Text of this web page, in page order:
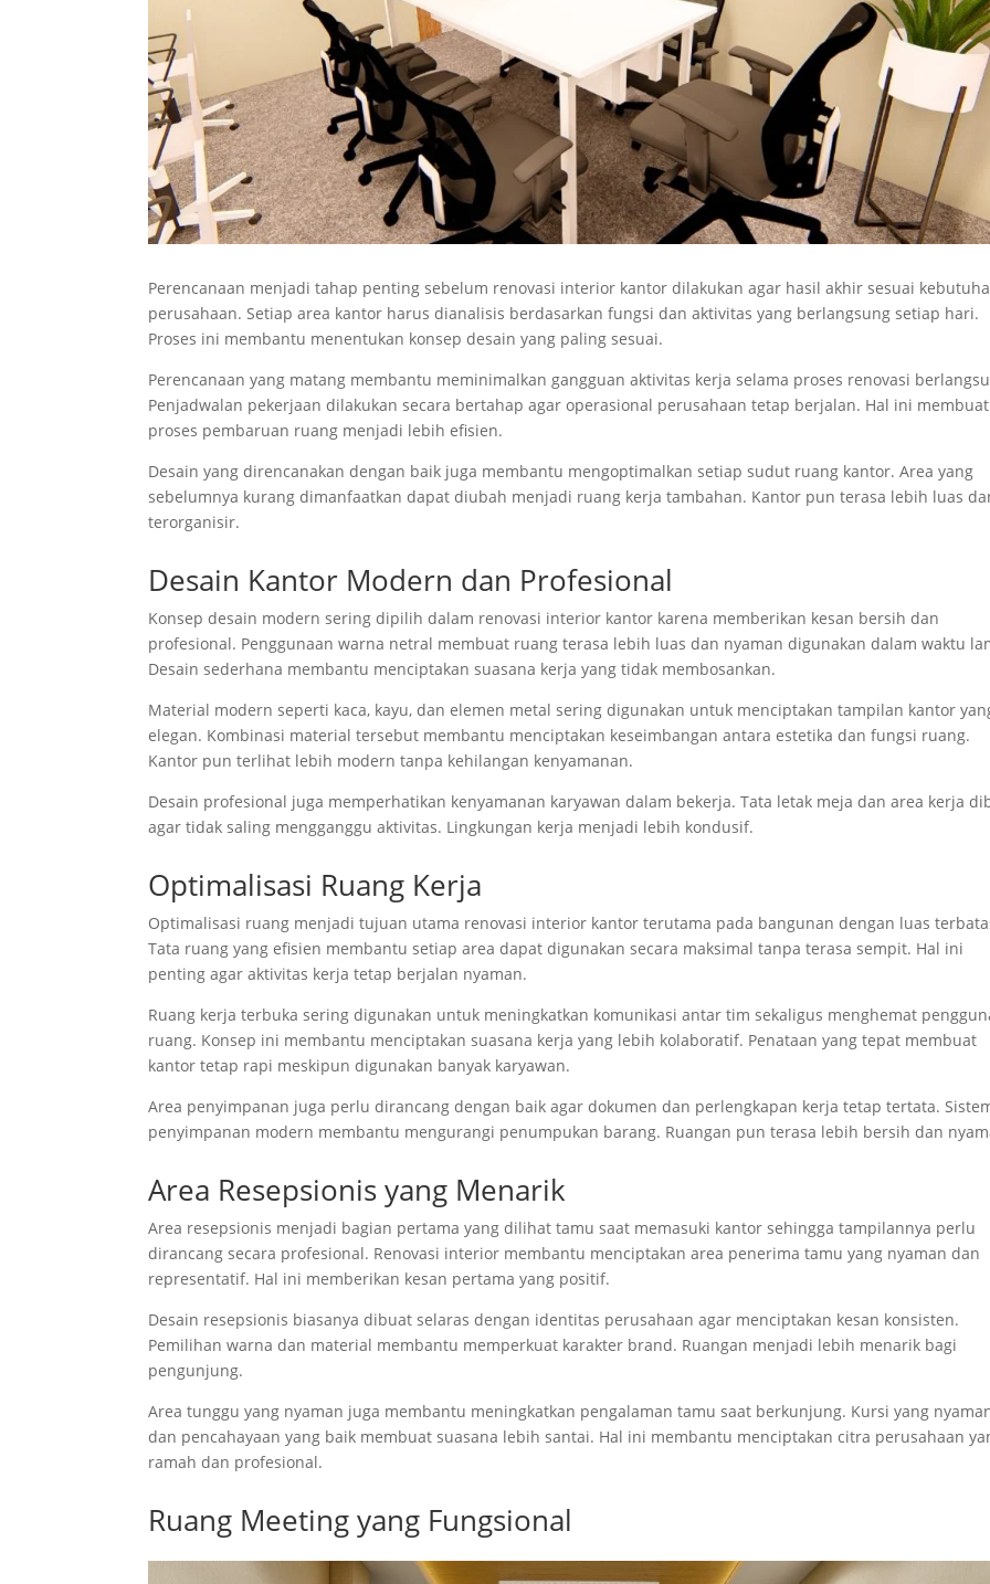
Perencanaan menjadi tahap penting sebelum renovasi interior kantor dilakukan agar hasil akhir sesuai
perusahaan. Setiap area kantor harus dianalisis berdasarkan fungsi dan aktivitas yang berlangsung setiap hari.
Proses ini membantu menentukan konsep desain yang paling sesuai.
Perencanaan yang matang membantu meminimalkan gangguan aktivitas kerja selama proses renovasi
Penjadwalan pekerjaan dilakukan secara bertahap agar operasional perusahaan tetap berjalan. Hal ini membuat
proses pembaruan ruang menjadi lebih efisien.
Desain yang direncanakan dengan baik juga membantu mengoptimalkan setiap sudut ruang kantor. Area yang
sebelumnya kurang dimanfaatkan dapat diubah menjadi ruang kerja tambahan. Kantor pun terasa lebih luas
terorganisir.
Desain Kantor Modern dan Profesional
Konsep desain modern sering dipilih dalam renovasi interior kantor karena memberikan kesan bersih dan
profesional. Penggunaan warna netral membuat ruang terasa lebih luas dan nyaman digunakan dalam waktu
Desain sederhana membantu menciptakan suasana kerja yang tidak membosankan.
Material modern seperti kaca, kayu, dan elemen metal sering digunakan untuk menciptakan tampilan kantor
elegan. Kombinasi material tersebut membantu menciptakan keseimbangan antara estetika dan fungsi ruang.
Kantor pun terlihat lebih modern tanpa kehilangan kenyamanan.
Desain profesional juga memperhatikan kenyamanan karyawan dalam bekerja. Tata letak meja dan area kerja
agar tidak saling mengganggu aktivitas. Lingkungan kerja menjadi lebih kondusif.
Optimalisasi Ruang Kerja
Optimalisasi ruang menjadi tujuan utama renovasi interior kantor terutama pada bangunan dengan luas
Tata ruang yang efisien membantu setiap area dapat digunakan secara maksimal tanpa terasa sempit. Hal ini
penting agar aktivitas kerja tetap berjalan nyaman.
Ruang kerja terbuka sering digunakan untuk meningkatkan komunikasi antar tim sekaligus menghemat
ruang. Konsep ini membantu menciptakan suasana kerja yang lebih kolaboratif. Penataan yang tepat membuat
kantor tetap rapi meskipun digunakan banyak karyawan.
Area penyimpanan juga perlu dirancang dengan baik agar dokumen dan perlengkapan kerja tetap tertata.
penyimpanan modern membantu mengurangi penumpukan barang. Ruangan pun terasa lebih bersih dan
Area Resepsionis yang Menarik
Area resepsionis menjadi bagian pertama yang dilihat tamu saat memasuki kantor sehingga tampilannya perlu
dirancang secara profesional. Renovasi interior membantu menciptakan area penerima tamu yang nyaman dan
representatif. Hal ini memberikan kesan pertama yang positif.
Desain resepsionis biasanya dibuat selaras dengan identitas perusahaan agar menciptakan kesan konsisten.
Pemilihan warna dan material membantu memperkuat karakter brand. Ruangan menjadi lebih menarik bagi
pengunjung.
Area tunggu yang nyaman juga membantu meningkatkan pengalaman tamu saat berkunjung. Kursi yang
dan pencahayaan yang baik membuat suasana lebih santai. Hal ini membantu menciptakan citra perusahaan
ramah dan profesional.
Ruang Meeting yang Fungsional